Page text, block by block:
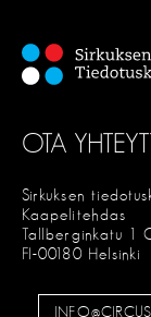
OTA
Sirkuksen
Kaapelitehdas
Tallberginkatu 1
FI-00180 Helsinki